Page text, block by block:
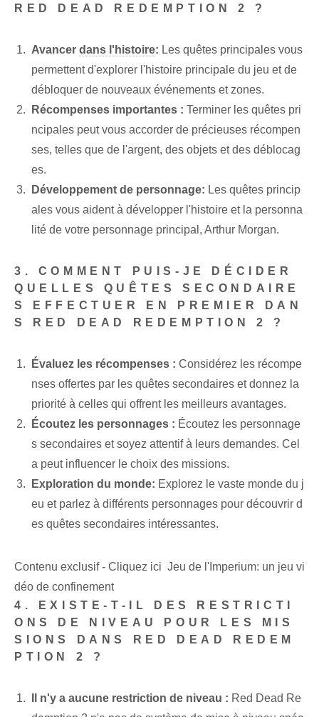
RED DEAD REDEMPTION 2 ?
Avancer dans l'histoire: Les quêtes principales vous
permettent d'explorer l'histoire principale du jeu et de
débloquer de nouveaux événements et zones.
Récompenses importantes : Terminer les quêtes pri
ncipales peut vous accorder de précieuses récompen
ses, telles que de l'argent, des objets et des déblocag
es.
Développement de personnage: Les quêtes princip
ales vous aident à développer l'histoire et la personna
lité de votre personnage principal, Arthur Morgan.
3. COMMENT PUIS-JE DÉCIDER
QUELLES QUÊTES SECONDAIRE
S EFFECTUER EN PREMIER DAN
S RED DEAD REDEMPTION 2 ?
Évaluez les récompenses : Considérez les récompe
nses offertes par les quêtes secondaires et donnez la
priorité à celles qui offrent les meilleurs avantages.
Écoutez les personnages : Écoutez les personnage
s secondaires et soyez attentif à leurs demandes. Cel
a peut influencer le choix des missions.
Exploration du monde: Explorez le vaste monde du j
eu et parlez à différents personnages pour découvrir d
es quêtes secondaires intéressantes.
Contenu exclusif - Cliquez ici Jeu de l'Imperium: un jeu vi
déo de confinement
4. EXISTE-T-IL DES RESTRICTI
ONS DE NIVEAU POUR LES MIS
SIONS DANS RED DEAD REDEM
PTION 2 ?
Il n'y a aucune restriction de niveau : Red Dead Re